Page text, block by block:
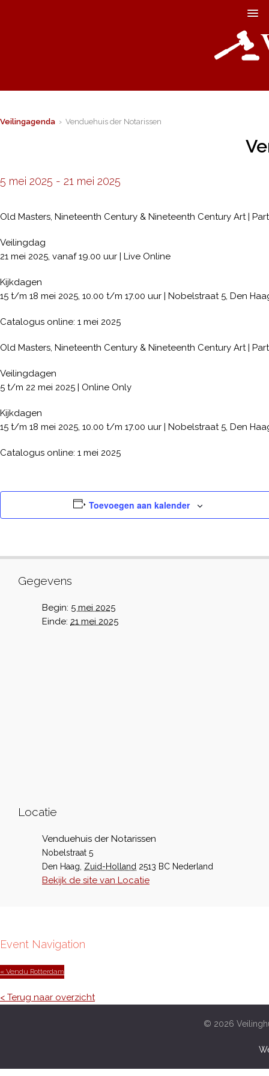
Veilingagenda › Venduehuis der Notarissen
5 mei 2025 - 21 mei 2025
Old Masters, Nineteenth Century & Nineteenth Century Art | Part
Veilingdag
21 mei 2025, vanaf 19.00 uur | Live Online
Kijkdagen
15 t/m 18 mei 2025, 10.00 t/m 17.00 uur | Nobelstraat 5, Den
Catalogus online: 1 mei 2025
Old Masters, Nineteenth Century & Nineteenth Century Art |
Veilingdagen
5 t/m 22 mei 2025 | Online Only
Kijkdagen
15 t/m 18 mei 2025, 10.00 t/m 17.00 uur | Nobelstraat 5, Den
Catalogus online: 1 mei 2025
Toevoegen aan kalender
Gegevens
Begin: 5 mei 2025
Einde: 21 mei 2025
Locatie
Venduehuis der Notarissen
Nobelstraat 5
Den Haag Zuid-Holland 2513 BC Nederland
Bekijk de site van Locatie
Event Navigation
« Vendu Rotterdam
< Terug naar overzicht
© 2026